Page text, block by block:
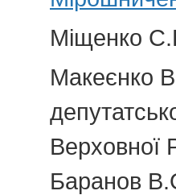
Міщенко
Макеєнко
Верховної
Баранов